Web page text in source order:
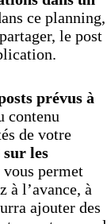
ce planning,
le post
prévus à
contenu
de votre
sur les
permet
à l’avance, à
ajouter des